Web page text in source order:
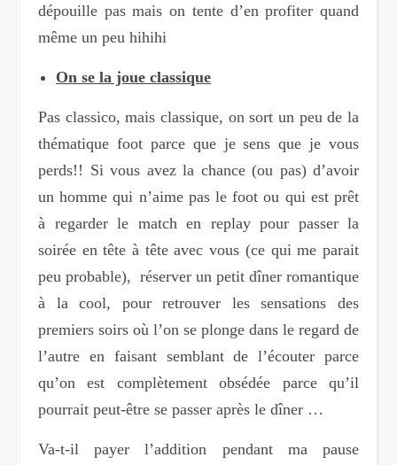
dépouille pas mais on tente d’en profiter quand
même un peu hihihi
On se la joue classique
Pas classico, mais classique, on sort un peu de la
thématique foot parce que je sens que je vous
perds!! Si vous avez la chance (ou pas) d’avoir
un homme qui n’aime pas le foot ou qui est prêt
à regarder le match en replay pour passer la
soirée en tête à tête avec vous (ce qui me parait
peu probable), réserver un petit dîner romantique
à la cool, pour retrouver les sensations des
premiers soirs où l’on se plonge dans le regard de
l’autre en faisant semblant de l’écouter parce
qu’on est complètement obsédée parce qu’il
pourrait peut-être se passer après le dîner …
Va-t-il payer l’addition pendant ma pause